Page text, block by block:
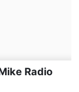
Radio